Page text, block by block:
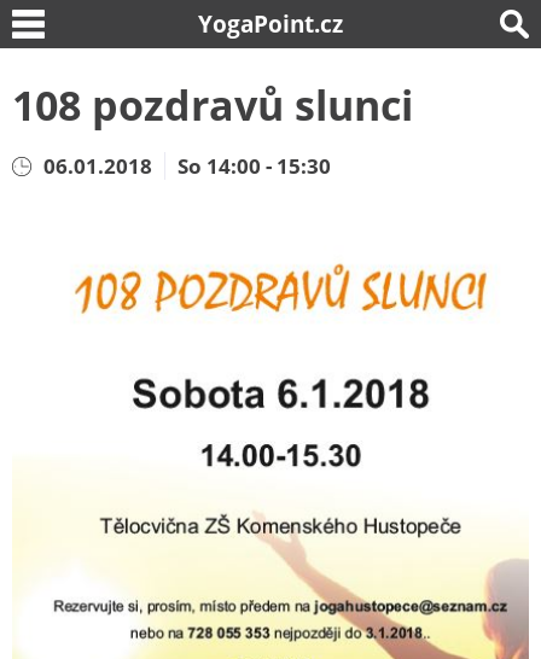
YogaPoint.cz
108 pozdravů slunci
06.01.2018 So 14:00 - 15:30